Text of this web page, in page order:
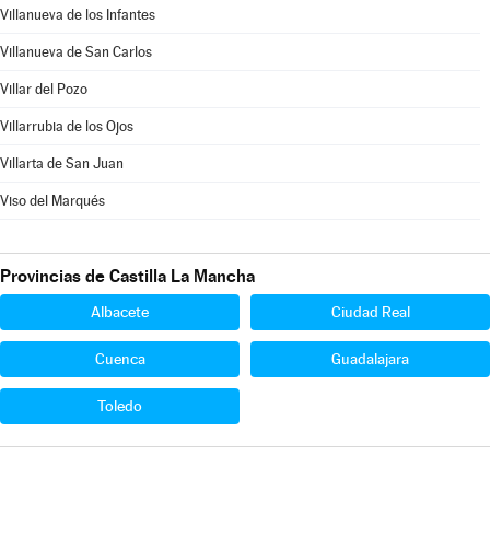
Villanueva de los Infantes
Villanueva de San Carlos
Villar del Pozo
Villarrubia de los Ojos
Villarta de San Juan
Viso del Marqués
Provincias de Castilla La Mancha
Albacete Ciudad Real
Cuenca Guadalajara
Toledo